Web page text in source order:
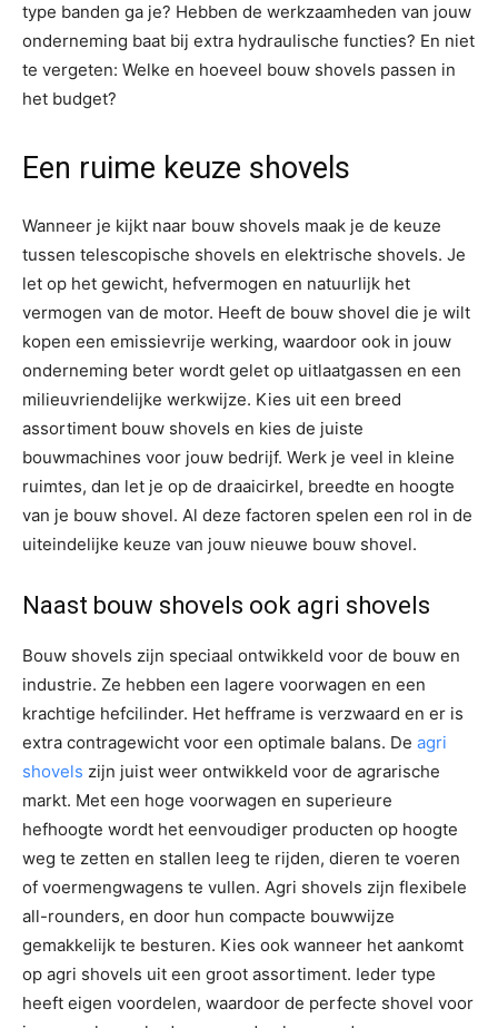
type banden ga je? Hebben de werkzaamheden van jouw
onderneming baat bij extra hydraulische functies? En niet
te vergeten: Welke en hoeveel bouw shovels passen in
het budget?
Een ruime keuze shovels
Wanneer je kijkt naar bouw shovels maak je de keuze
tussen telescopische shovels en elektrische shovels. Je
let op het gewicht, hefvermogen en natuurlijk het
vermogen van de motor. Heeft de bouw shovel die je wilt
kopen een emissievrije werking, waardoor ook in jouw
onderneming beter wordt gelet op uitlaatgassen en een
milieuvriendelijke werkwijze. Kies uit een breed
assortiment bouw shovels en kies de juiste
bouwmachines voor jouw bedrijf. Werk je veel in kleine
ruimtes, dan let je op de draaicirkel, breedte en hoogte
van je bouw shovel. Al deze factoren spelen een rol in de
uiteindelijke keuze van jouw nieuwe bouw shovel.
Naast bouw shovels ook agri shovels
Bouw shovels zijn speciaal ontwikkeld voor de bouw en
industrie. Ze hebben een lagere voorwagen en een
krachtige hefcilinder. Het hefframe is verzwaard en er is
extra contragewicht voor een optimale balans. De agri
shovels zijn juist weer ontwikkeld voor de agrarische
markt. Met een hoge voorwagen en superieure
hefhoogte wordt het eenvoudiger producten op hoogte
weg te zetten en stallen leeg te rijden, dieren te voeren
of voermengwagens te vullen. Agri shovels zijn flexibele
all-rounders, en door hun compacte bouwwijze
gemakkelijk te besturen. Kies ook wanneer het aankomt
op agri shovels uit een groot assortiment. Ieder type
heeft eigen voordelen, waardoor de perfecte shovel voor